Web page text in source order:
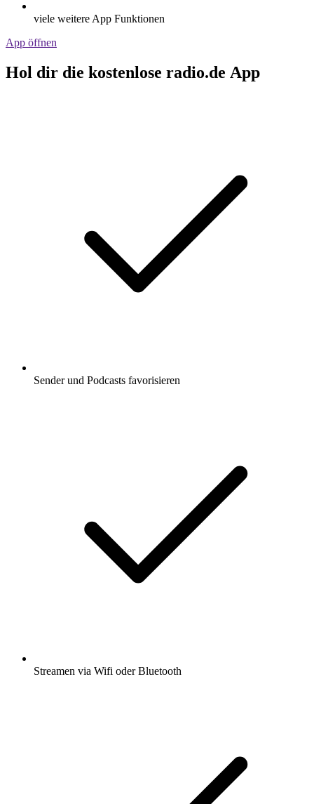
viele weitere App Funktionen
App öffnen
Hol dir die kostenlose radio.de App
Sender und Podcasts favorisieren
Streamen via Wifi oder Bluetooth